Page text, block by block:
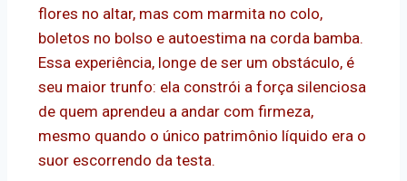
flores no altar, mas com marmita no colo,
boletos no bolso e autoestima na corda bamba.
Essa experiência, longe de ser um obstáculo, é
seu maior trunfo: ela constrói a força silenciosa
de quem aprendeu a andar com firmeza,
mesmo quando o único patrimônio líquido era o
suor escorrendo da testa.